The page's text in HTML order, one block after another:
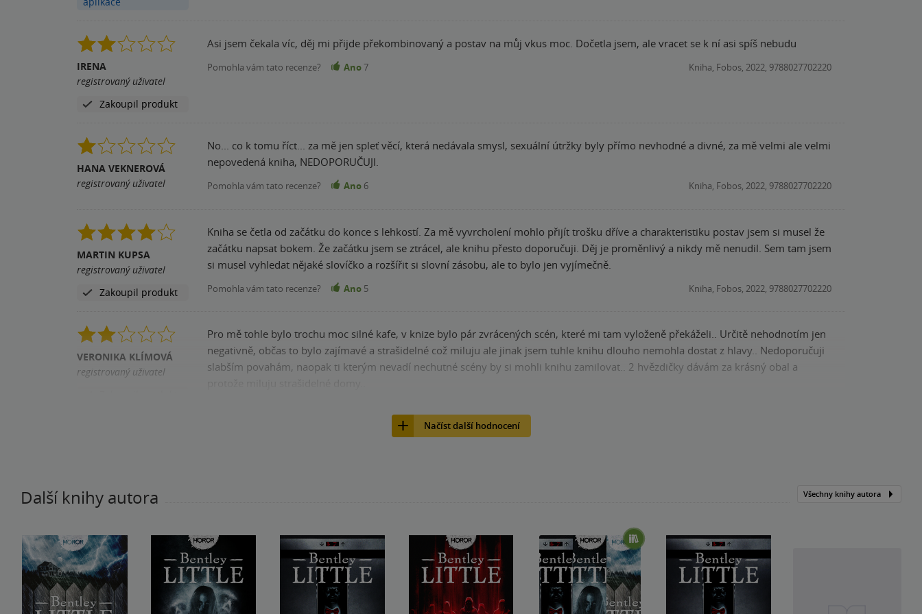
IRENA
registrovaný uživatel
Zakoupil produkt
Asi jsem čekala víc, děj mi přijde překombinovaný a postav na můj vkus moc. Dočetla jsem, ale vracet se k ní asi spíš nebudu
Pomohla vám tato recenze? Ano7 Kniha, Fobos, 2022, 9788027702220
HANA VEKNEROVÁ
registrovaný uživatel
No... co k tomu říct... za mě jen spleť věcí, která nedávala smysl, sexuální útržky byly přímo nevhodné a divné, za mě velmi ale velmi
nepovedená kniha, NEDOPORUČUJI.
Pomohla vám tato recenze? Ano 6 Kniha, Fobos, 2022, 9788027702220
MARTIN KUPSA
registrovaný uživatel
Zakoupil produkt
Kniha se četla od začátku do konce s lehkostí. Za mě vyvrcholení mohlo přijít trošku dříve a charakteristiku postav jsem si musel že
začátku napsat bokem. Že začátku jsem se ztrácel, ale knihu přesto doporučuji. Děj je proměnlivý a nikdy mě nenudil. Sem tam jsem
si musel vyhledat nějaké slovíčko a rozšířit si slovní zásobu, ale to bylo jen vyjímečně.
Pomohla vám tato recenze? Ano 5 Kniha, Fobos, 2022, 9788027702220
VERONIKA KLÍMOVÁ
registrovaný uživatel
Pro mě tohle bylo trochu moc silné kafe, v knize bylo pár zvrácených scén, které mi tam vyloženě překáželi.. Určitě nehodnotím jen
negativně, občas to bylo zajímavé a strašidelné což miluju ale jinak jsem tuhle knihu dlouho nemohla dostat z hlavy.. Nedoporučuji
slabším povahám, naopak ti kterým nevadí nechutné scény by si mohli knihu zamilovat.. 2 hvězdičky dávám za krásný obal a
Načíst další hodnocení
Další knihy autora Všechny knihy autora